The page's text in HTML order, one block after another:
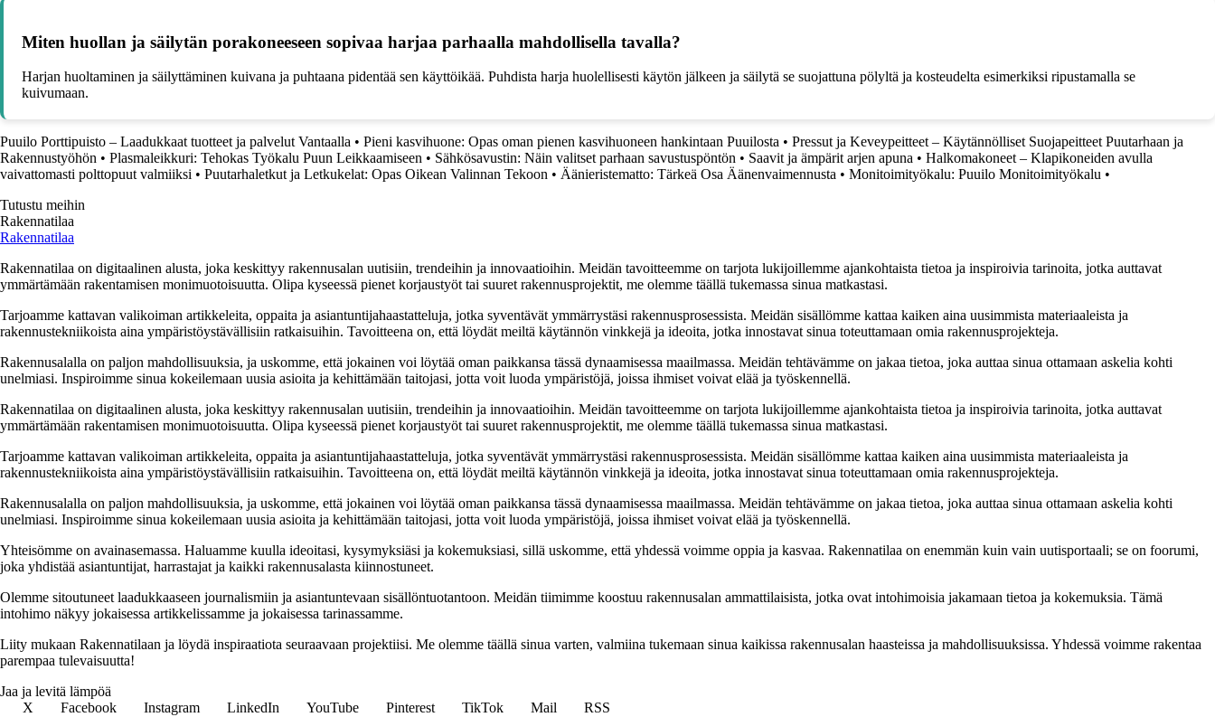
Miten huollan ja säilytän porakoneeseen sopivaa harjaa parhaalla mahdollisella tavalla?
Harjan huoltaminen ja säilyttäminen kuivana ja puhtaana pidentää sen käyttöikää. Puhdista harja huolellisesti käytön jälkeen ja säilytä se suojattuna pölyltä ja kosteudelta esimerkiksi ripustamalla se
kuivumaan.
Puuilo Porttipuisto – Laadukkaat tuotteet ja palvelut Vantaalla • Pieni kasvihuone: Opas oman pienen kasvihuoneen hankintaan Puuilosta • Pressut ja Keveypeitteet – Käytännölliset Suojapeitteet Puutarhaan ja
Rakennustyöhön • Plasmaleikkuri: Tehokas Työkalu Puun Leikkaamiseen • Sähkösavustin: Näin valitset parhaan savustuspöntön • Saavit ja ämpärit arjen apuna • Halkomakoneet – Klapikoneiden avulla
vaivattomasti polttopuut valmiiksi • Puutarhaletkut ja Letkukelat: Opas Oikean Valinnan Tekoon • Äänieristematto: Tärkeä Osa Äänenvaimennusta • Monitoimityökalu: Puuilo Monitoimityökalu •
Tutustu meihin
Rakennatilaa
Rakennatilaa
Rakennatilaa on digitaalinen alusta, joka keskittyy rakennusalan uutisiin, trendeihin ja innovaatioihin. Meidän tavoitteemme on tarjota lukijoillemme ajankohtaista tietoa ja inspiroivia tarinoita, jotka auttavat
ymmärtämään rakentamisen monimuotoisuutta. Olipa kyseessä pienet korjaustyöt tai suuret rakennusprojektit, me olemme täällä tukemassa sinua matkastasi.
Tarjoamme kattavan valikoiman artikkeleita, oppaita ja asiantuntijahaastatteluja, jotka syventävät ymmärrystäsi rakennusprosessista. Meidän sisällömme kattaa kaiken aina uusimmista materiaaleista ja
rakennustekniikoista aina ympäristöystävällisiin ratkaisuihin. Tavoitteena on, että löydät meiltä käytännön vinkkejä ja ideoita, jotka innostavat sinua toteuttamaan omia rakennusprojekteja.
Rakennusalalla on paljon mahdollisuuksia, ja uskomme, että jokainen voi löytää oman paikkansa tässä dynaamisessa maailmassa. Meidän tehtävämme on jakaa tietoa, joka auttaa sinua ottamaan askelia kohti
unelmiasi. Inspiroimme sinua kokeilemaan uusia asioita ja kehittämään taitojasi, jotta voit luoda ympäristöjä, joissa ihmiset voivat elää ja työskennellä.
Rakennatilaa on digitaalinen alusta, joka keskittyy rakennusalan uutisiin, trendeihin ja innovaatioihin. Meidän tavoitteemme on tarjota lukijoillemme ajankohtaista tietoa ja inspiroivia tarinoita, jotka auttavat
ymmärtämään rakentamisen monimuotoisuutta. Olipa kyseessä pienet korjaustyöt tai suuret rakennusprojektit, me olemme täällä tukemassa sinua matkastasi.
Tarjoamme kattavan valikoiman artikkeleita, oppaita ja asiantuntijahaastatteluja, jotka syventävät ymmärrystäsi rakennusprosessista. Meidän sisällömme kattaa kaiken aina uusimmista materiaaleista ja
rakennustekniikoista aina ympäristöystävällisiin ratkaisuihin. Tavoitteena on, että löydät meiltä käytännön vinkkejä ja ideoita, jotka innostavat sinua toteuttamaan omia rakennusprojekteja.
Rakennusalalla on paljon mahdollisuuksia, ja uskomme, että jokainen voi löytää oman paikkansa tässä dynaamisessa maailmassa. Meidän tehtävämme on jakaa tietoa, joka auttaa sinua ottamaan askelia kohti
unelmiasi. Inspiroimme sinua kokeilemaan uusia asioita ja kehittämään taitojasi, jotta voit luoda ympäristöjä, joissa ihmiset voivat elää ja työskennellä.
Yhteisömme on avainasemassa. Haluamme kuulla ideoitasi, kysymyksiäsi ja kokemuksiasi, sillä uskomme, että yhdessä voimme oppia ja kasvaa. Rakennatilaa on enemmän kuin vain uutisportaali; se on foorumi,
joka yhdistää asiantuntijat, harrastajat ja kaikki rakennusalasta kiinnostuneet.
Olemme sitoutuneet laadukkaaseen journalismiin ja asiantuntevaan sisällöntuotantoon. Meidän tiimimme koostuu rakennusalan ammattilaisista, jotka ovat intohimoisia jakamaan tietoa ja kokemuksia. Tämä
intohimo näkyy jokaisessa artikkelissamme ja jokaisessa tarinassamme.
Liity mukaan Rakennatilaan ja löydä inspiraatiota seuraavaan projektiisi. Me olemme täällä sinua varten, valmiina tukemaan sinua kaikissa rakennusalan haasteissa ja mahdollisuuksissa. Yhdessä voimme rakentaa
parempaa tulevaisuutta!
Jaa ja levitä lämpöä
X
Facebook Instagram LinkedIn YouTube Pinterest TikTok Mail
RSS